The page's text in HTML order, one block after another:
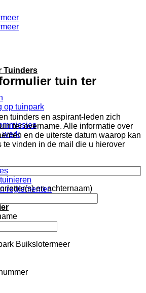
Tuinders
op tuinpark
werk
reglementen
tuin ter
tuinders en aspirant-leden zich
ter overname. Alle informatie over
en de uiterste datum waarop kan
te vinden in de mail die u hierover
en achternaam)
Buikslotermeer